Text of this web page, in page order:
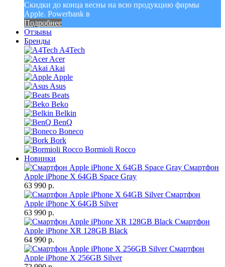
Скидки до конца весны на всю продукцию фирмы
Apple. Powerbank в
Подробнее
Отзывы
Бренды
A4Tech
Acer
Akai
Apple
Asus
Beats
Beko
Belkin
BenQ
Boneco
Bork
Bormioli Rocco
Новинки
Смартфон
Apple iPhone X 64GB Space Gray
63 990 р.
Смартфон
Apple iPhone X 64GB Silver
63 990 р.
Смартфон
Apple iPhone XR 128GB Black
64 990 р.
Смартфон
Apple iPhone X 256GB Silver